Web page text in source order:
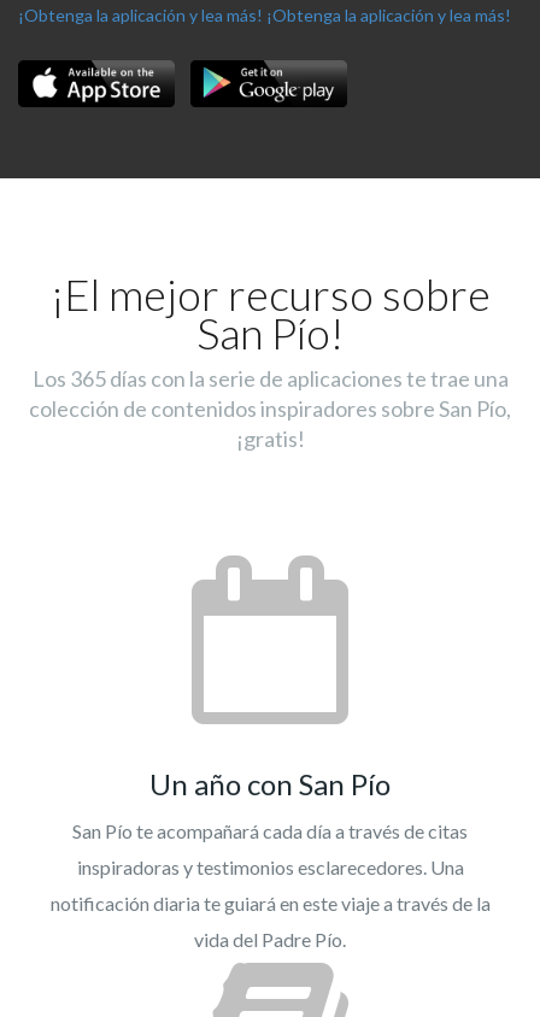
¡Obtenga la aplicación y lea más! ¡Obtenga la aplicación y lea más!
¡El mejor recurso sobre
San Pío!
Los 365 días con la serie de aplicaciones te trae una
colección de contenidos inspiradores sobre San Pío,
¡gratis!
Un año con San Pío
San Pío te acompañará cada día a través de citas
inspiradoras y testimonios esclarecedores. Una
notificación diaria te guiará en este viaje a través de la
vida del Padre Pío.